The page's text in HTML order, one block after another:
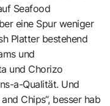
Seafood
eine Spur weniger
Platter bestehend
und
und Chorizo
a-Qualität. Und
Chips“, besser hab